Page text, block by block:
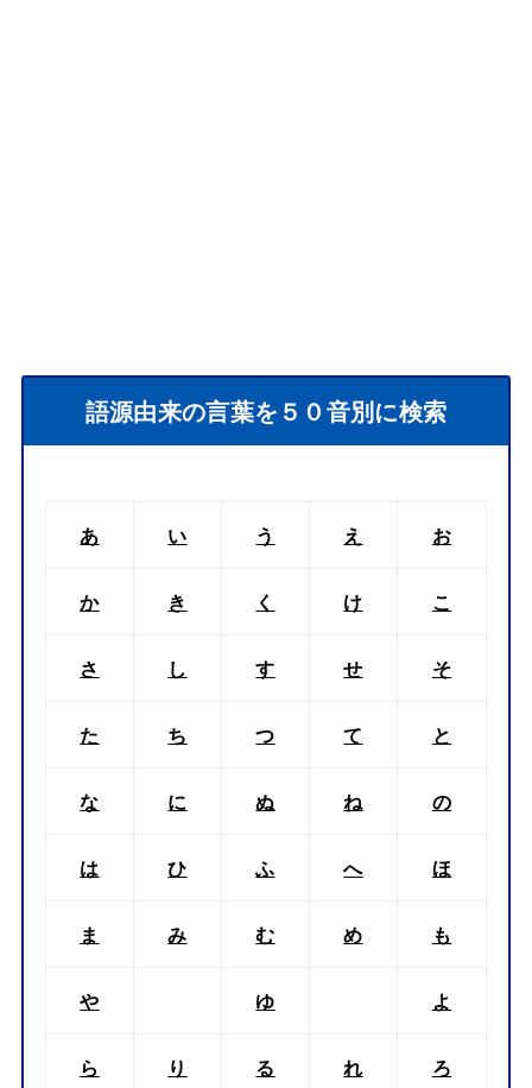
語源由来の言葉を５０音別に検索
あ い う え お
か き く け こ
さ し す せ そ
た ち つ て と
な に ぬ ね の
は ひ ふ へ ほ
ま み む め も
や ゆ よ
ら り る れ ろ